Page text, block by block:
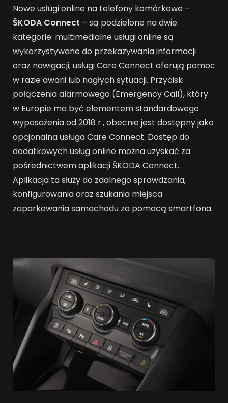
Nowe usługi online na telefony komórkowe –
ŠKODA Connect – są podzielone na dwie
kategorie: multimedialne usługi online są
wykorzystywane do przekazywania informacji
oraz nawigacji; usługi Care Connect oferują pomoc
w razie awarii lub nagłych sytuacji. Przycisk
połączenia alarmowego (Emergency Call), który
w Europie ma być elementem standardowego
wyposażenia od 2018 r., obecnie jest dostępny jako
opcjonalna usługa Care Connect. Dostęp do
dodatkowych usług online można uzyskać za
pośrednictwem aplikacji ŠKODA Connect.
Aplikacja ta służy do zdalnego sprawdzania,
konfigurowania oraz szukania miejsca
zaparkowania samochodu za pomocą smartfona.